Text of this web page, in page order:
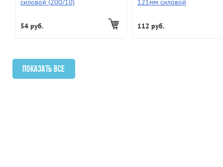
силовой (200/10)
54 руб.
121мм силовой
112 руб.
Показать все